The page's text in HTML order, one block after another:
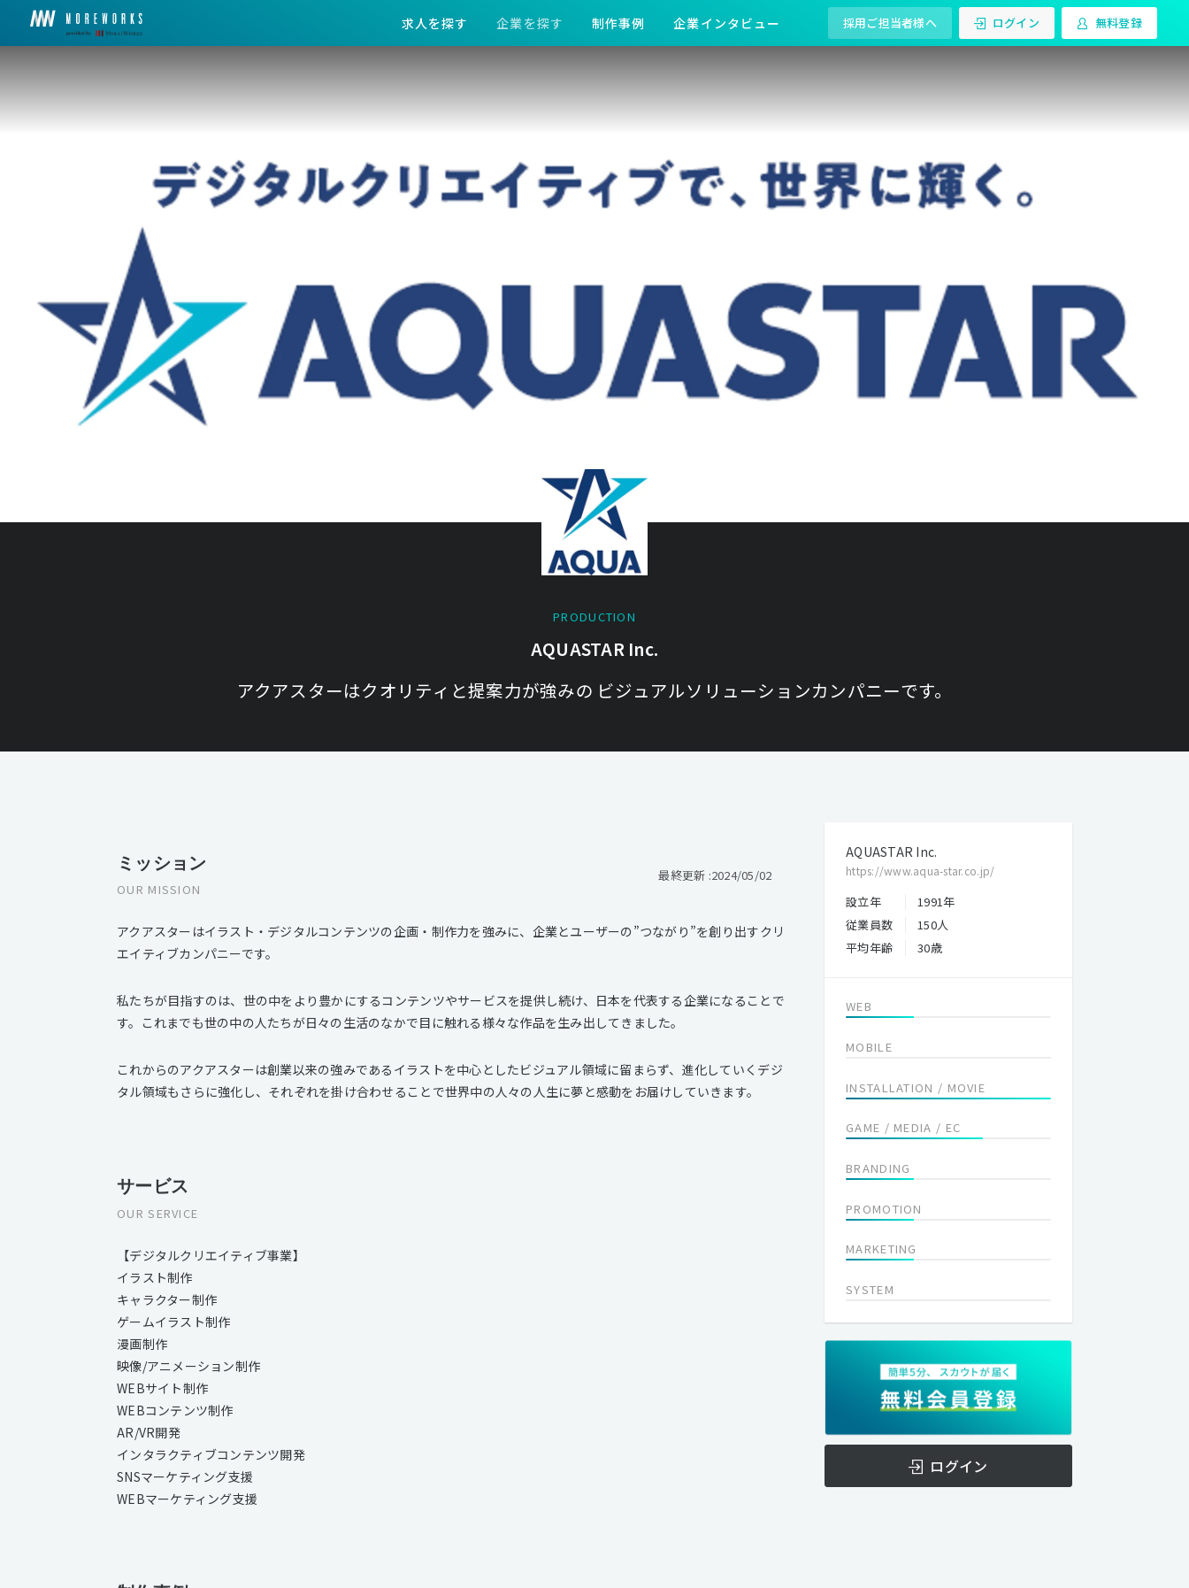
求人を探す 企業を探す 制作事例 企業インタビュー 採用ご担当者様へ ログイン 無料登録
PRODUCTION
AQUASTAR Inc.
アクアスターはクオリティと提案力が強みの ビジュアルソリューションカンパニーです。
最終更新 :2024/05/02
ミッション
OUR MISSION
アクアスターはイラスト・デジタルコンテンツの企画・制作力を強みに、企業とユーザーの”つながり”を創り出すクリ
エイティブカンパニーです。
私たちが目指すのは、世の中をより豊かにするコンテンツやサービスを提供し続け、日本を代表する企業になることで
す。これまでも世の中の人たちが日々の生活のなかで目に触れる様々な作品を生み出してきました。
これからのアクアスターは創業以来の強みであるイラストを中心としたビジュアル領域に留まらず、進化していくデジ
タル領域もさらに強化し、それぞれを掛け合わせることで世界中の人々の人生に夢と感動をお届けしていきます。
サービス
OUR SERVICE
【デジタルクリエイティブ事業】
イラスト制作
キャラクター制作
ゲームイラスト制作
漫画制作
映像/アニメーション制作
WEBサイト制作
WEBコンテンツ制作
AR/VR開発
インタラクティブコンテンツ開発
SNSマーケティング支援
WEBマーケティング支援
AQUASTAR Inc.
https://www.aqua-star.co.jp/
設立年
1991年
従業員数
150人
平均年齢
30歳
WEB
MOBILE
INSTALLATION / MOVIE
GAME / MEDIA / EC
BRANDING
PROMOTION
MARKETING
SYSTEM
ログイン